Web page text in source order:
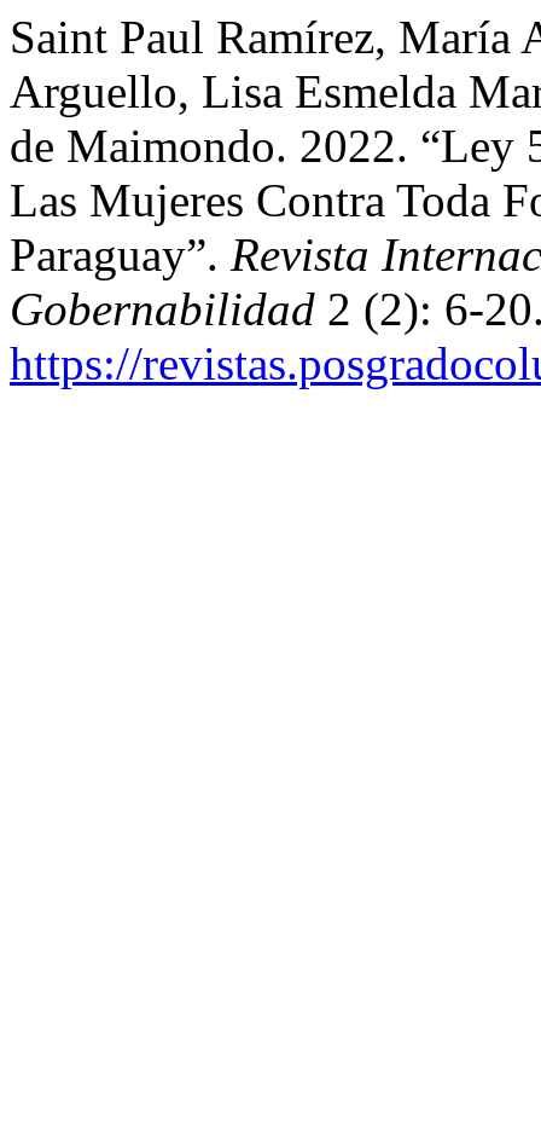
Saint Paul Ramírez, María
Arguello, Lisa Esmelda
de Maimondo. 2022. “Ley
Las Mujeres Contra Toda
Paraguay”. Revista
Gobernabilidad 2 (2): 6-
https://